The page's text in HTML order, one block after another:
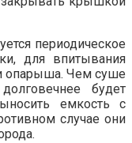
периодическое
для впитывания
опарыша. Чем суше
будет
емкость с
случае они